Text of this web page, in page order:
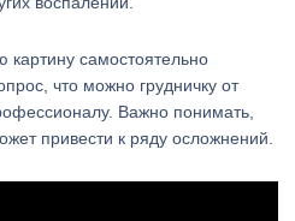
картину самостоятельно
что можно грудничку от
Важно понимать,
привести к ряду осложнений.